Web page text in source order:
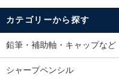
カテゴリーから探す
鉛筆・補助軸・キャップなど
シャープペンシル